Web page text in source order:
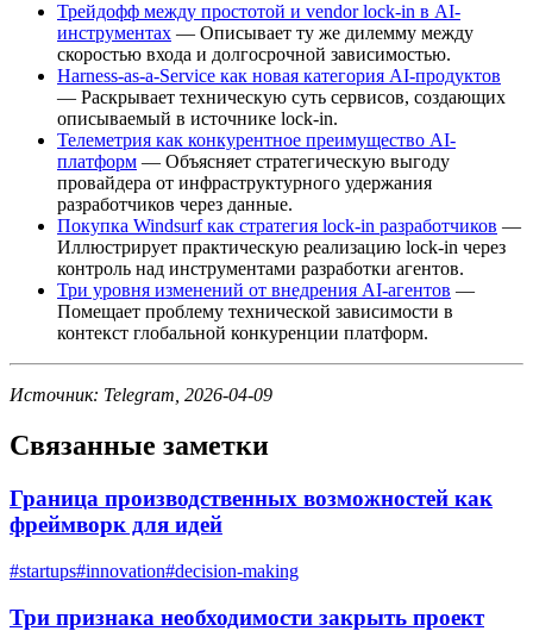
Трейдофф между простотой и vendor lock-in в AI-
инструментах — Описывает ту же дилемму между
скоростью входа и долгосрочной зависимостью.
Harness-as-a-Service как новая категория AI-продуктов
— Раскрывает техническую суть сервисов, создающих
описываемый в источнике lock-in.
Телеметрия как конкурентное преимущество AI-
платформ — Объясняет стратегическую выгоду
провайдера от инфраструктурного удержания
разработчиков через данные.
Покупка Windsurf как стратегия lock-in разработчиков —
Иллюстрирует практическую реализацию lock-in через
контроль над инструментами разработки агентов.
Три уровня изменений от внедрения AI-агентов —
Помещает проблему технической зависимости в
контекст глобальной конкуренции платформ.
Источник: Telegram, 2026-04-09
Связанные заметки
Граница производственных возможностей как
фреймворк для идей
#startups#innovation#decision-making
Три признака необходимости закрыть проект